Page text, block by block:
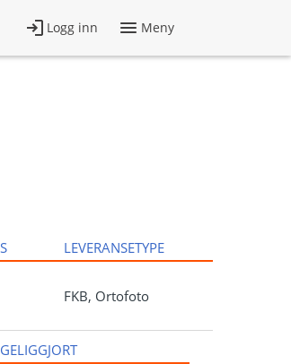
LEVERANSETYPE
FKB, Ortofoto